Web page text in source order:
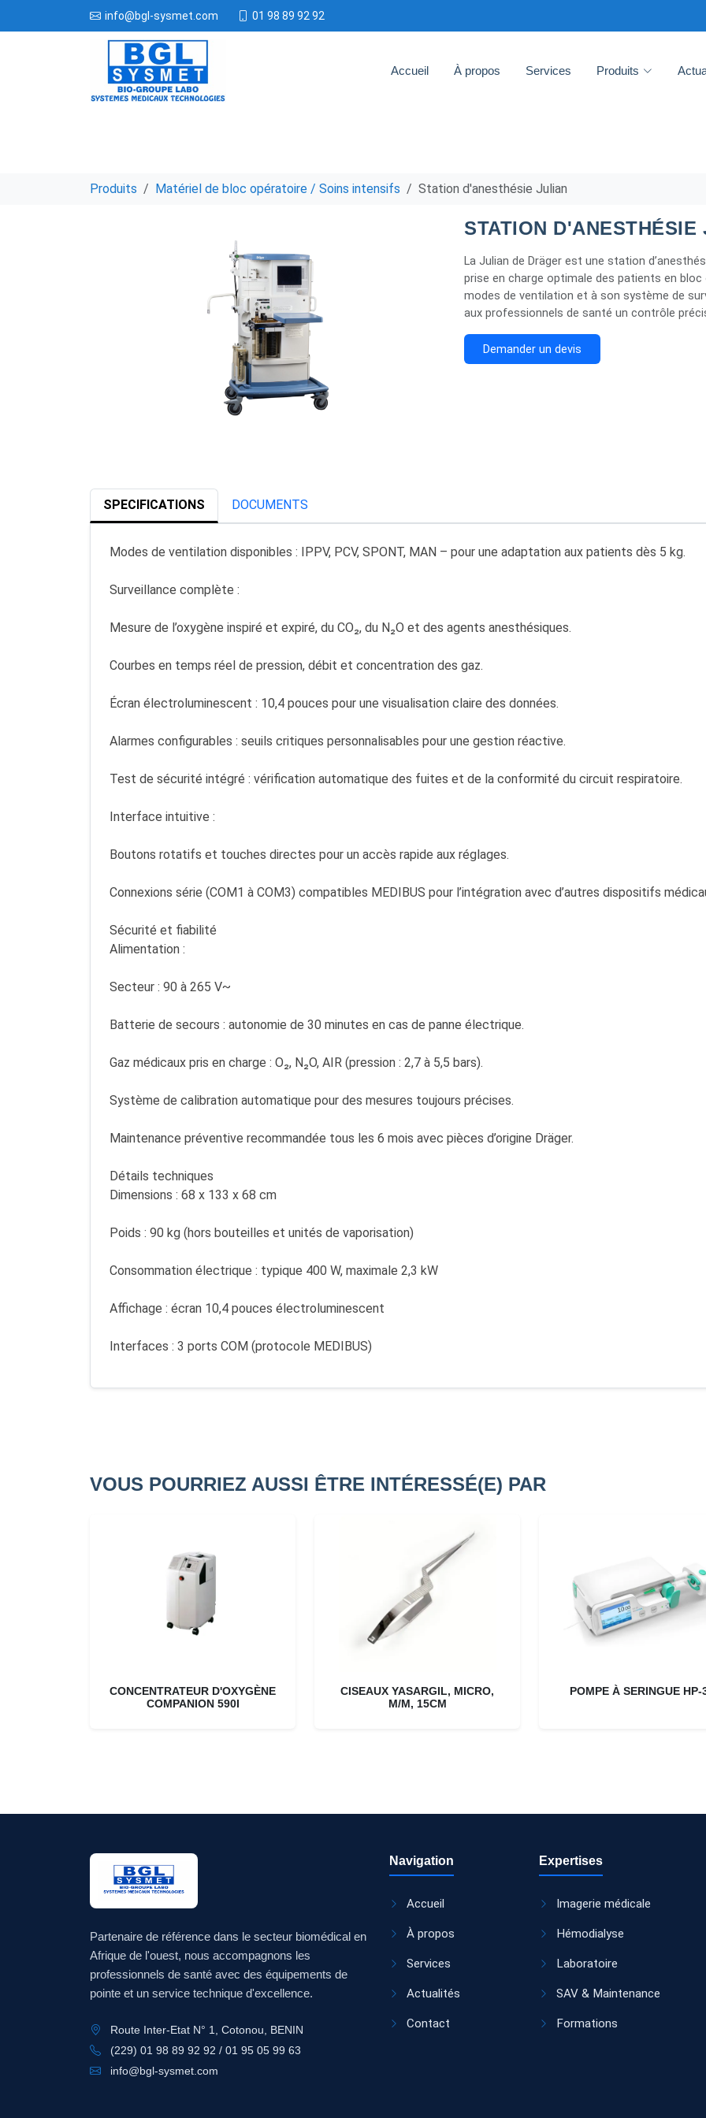
info@bgl-sysmet.com 01 98 89 92 92
Accueil À propos Services Produits
Produits Matériel de bloc opératoire / Soins intensifs Station d'anesthésie Julian
STATION D'ANESTHÉSIE
La Julian de Dräger est une station
prise en charge optimale des patients en
modes de ventilation et à son système de
aux professionnels de santé un contrôle
Demander un devis
SPECIFICATIONS DOCUMENTS
Modes de ventilation disponibles : IPPV, PCV, SPONT, MAN – pour une adaptation aux patients dès 5 kg.
Surveillance complète :
Mesure de l’oxygène inspiré et expiré, du CO₂, du N₂O et des agents anesthésiques.
Courbes en temps réel de pression, débit et concentration des gaz.
Écran électroluminescent : 10,4 pouces pour une visualisation claire des données.
Alarmes configurables : seuils critiques personnalisables pour une gestion réactive.
Test de sécurité intégré : vérification automatique des fuites et de la conformité du circuit respiratoire.
Interface intuitive :
Boutons rotatifs et touches directes pour un accès rapide aux réglages.
Connexions série (COM1 à COM3) compatibles MEDIBUS pour l’intégration avec d’autres dispositifs
Sécurité et fiabilité
Alimentation :
Secteur : 90 à 265 V~
Batterie de secours : autonomie de 30 minutes en cas de panne électrique.
Gaz médicaux pris en charge : O₂, N₂O, AIR (pression : 2,7 à 5,5 bars).
Système de calibration automatique pour des mesures toujours précises.
Maintenance préventive recommandée tous les 6 mois avec pièces d’origine Dräger.
Détails techniques
Dimensions : 68 x 133 x 68 cm
Poids : 90 kg (hors bouteilles et unités de vaporisation)
Consommation électrique : typique 400 W, maximale 2,3 kW
Affichage : écran 10,4 pouces électroluminescent
Interfaces : 3 ports COM (protocole MEDIBUS)
VOUS POURRIEZ AUSSI ÊTRE INTÉRESSÉ(E) PAR
CONCENTRATEUR D'OXYGÈNE
COMPANION 590I
CISEAUX YASARGIL, MICRO,
M/M, 15CM
POMPE À SERINGUE HP-
Partenaire de référence dans le secteur biomédical en
Afrique de l'ouest, nous accompagnons les
professionnels de santé avec des équipements de
pointe et un service technique d'excellence.
Route Inter-Etat N° 1, Cotonou, BENIN
(229) 01 98 89 92 92 / 01 95 05 99 63
info@bgl-sysmet.com
Navigation
Accueil
À propos
Services
Actualités
Contact
Expertises
Imagerie médicale
Hémodialyse
Laboratoire
SAV & Maintenance
Formations